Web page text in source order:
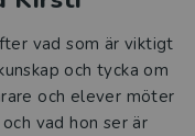
vad som är viktigt
och tycka om
och elever möter
vad hon ser är